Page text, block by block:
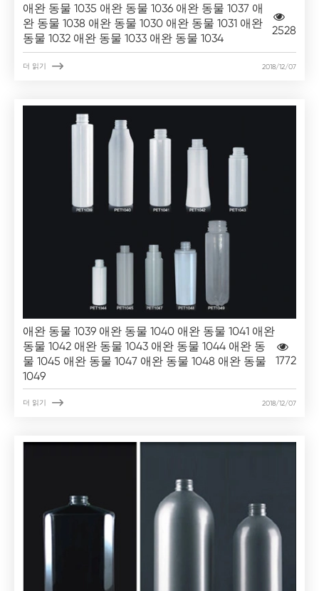
애완 동물 1035 애완 동물 1036 애완 동물 1037 애
완 동물 1038 애완 동물 1030 애완 동물 1031 애완
동물 1032 애완 동물 1033 애완 동물 1034
2528
더 읽기  2018/12/07
애완 동물 1039 애완 동물 1040 애완 동물 1041 애완
동물 1042 애완 동물 1043 애완 동물 1044 애완 동
물 1045 애완 동물 1047 애완 동물 1048 애완 동물
1049
1772
더 읽기  2018/12/07